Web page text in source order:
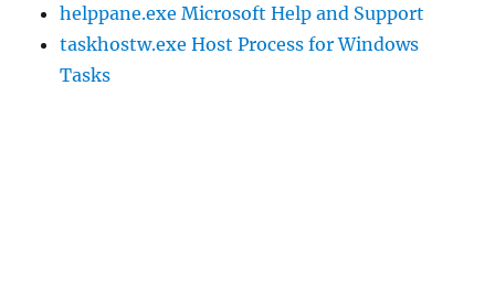
helppane.exe Microsoft Help and Support
taskhostw.exe Host Process for Windows
Tasks